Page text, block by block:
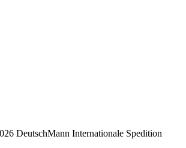
DeutschMann Internationale Spedition